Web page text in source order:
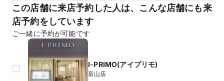
この店舗に来店予約した人は、こんな店舗にも来
店予約をしています
ご一緒に予約が可能です
I-PRIMO(アイプリモ)
富山店